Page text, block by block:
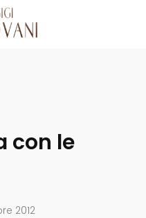
con le
2012